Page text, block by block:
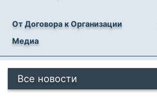
От Договора к Организации
Медиа
Все новости